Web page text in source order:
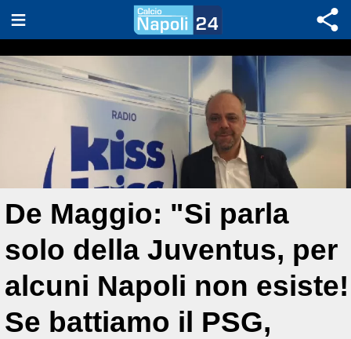
De Maggio: "Si parla
solo della Juventus, per
alcuni Napoli non esiste!
Se battiamo il PSG,